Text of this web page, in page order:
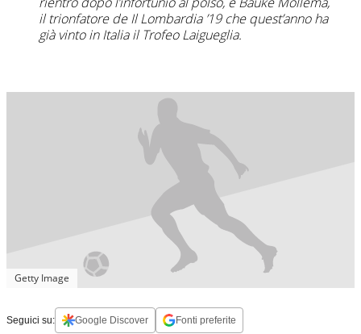
il trionfatore de Il Lombardia ’19 che quest’anno ha
già vinto in Italia il Trofeo Laigueglia.
Getty Image
Seguici su: Google Discover Fonti preferite